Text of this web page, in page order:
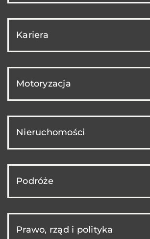
Kariera
Motoryzacja
Nieruchomości
Podróże
Prawo, rząd i polityka